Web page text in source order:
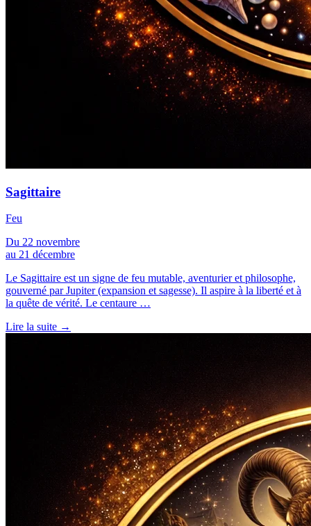
Sagittaire
Feu
Du 22 novembre
au 21 décembre
Le Sagittaire est un signe de feu mutable, aventurier et philosophe,
gouverné par Jupiter (expansion et sagesse). Il aspire à la liberté et à
la quête de vérité. Le centaure …
Lire la suite →